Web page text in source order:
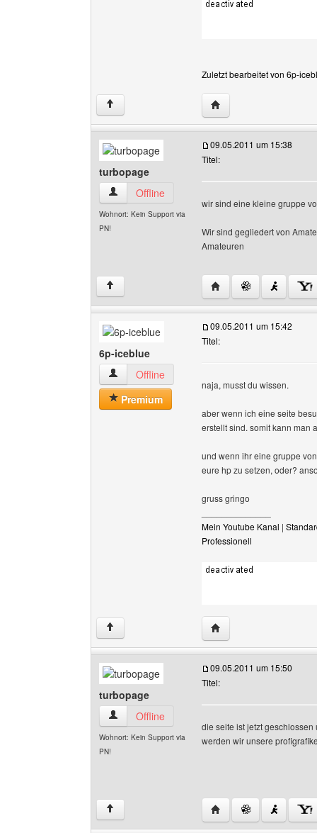
Zuletzt bearbeitet von 6p-
↑ Website dieses
turbopage
turbopage Benutzer-Profile anzeigen
Offline
Wohnort: Kein Support via
PN!
09.05.2011 um 15:38
Titel:
wir sind eine kleine gruppe
Wir sind gegliedert von
Amateuren
↑ Website dieses
6p-iceblue
6p-iceblue Benutzer-Profile anzeigen
Offline
Premium
09.05.2011 um 15:42
Titel:
naja, musst du wissen.
aber wenn ich eine seite
erstellt sind. somit kann man
und wenn ihr eine gruppe
eure hp zu setzen, oder?
gruss gringo
Mein Youtube Kanal |
Professionell
↑ Website dieses
turbopage
turbopage Benutzer-Profile anzeigen
Offline
Wohnort: Kein Support via
PN!
09.05.2011 um 15:50
Titel:
die seite ist jetzt
werden wir unsere
↑ Website dieses